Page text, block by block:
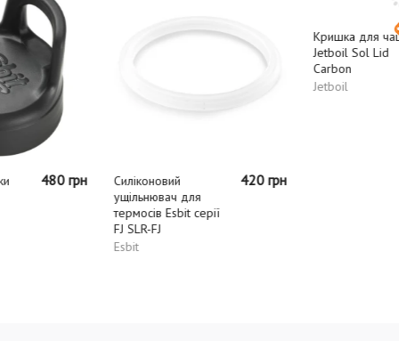
Силіконовий
термосів Esbit серії
420 грн
Кришка для чашки